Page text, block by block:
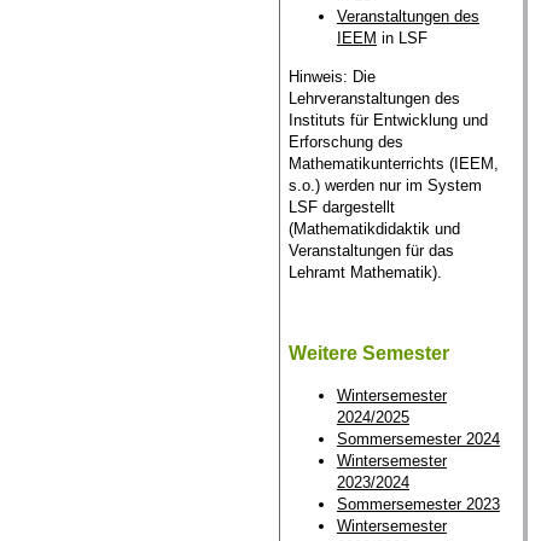
Veranstaltungen des
IEEM in LSF
Hinweis: Die
Lehrveranstaltungen des
Instituts für Entwicklung und
Erforschung des
Mathematikunterrichts (IEEM,
s.o.) werden nur im System
LSF dargestellt
(Mathematikdidaktik und
Veranstaltungen für das
Lehramt Mathematik).
Weitere Semester
Wintersemester
2024/2025
Sommersemester 2024
Wintersemester
2023/2024
Sommersemester 2023
Wintersemester